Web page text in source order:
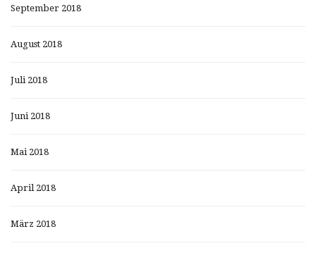
September 2018
August 2018
Juli 2018
Juni 2018
Mai 2018
April 2018
März 2018